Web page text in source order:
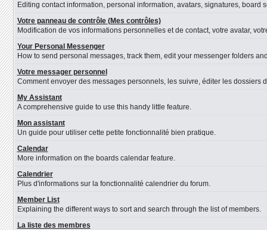
Editing contact information, personal information, avatars, signatures, board
Votre panneau de contrôle (Mes contrôles)
Modification de vos informations personnelles et de contact, votre avatar,
Your Personal Messenger
How to send personal messages, track them, edit your messenger folders
Votre messager personnel
Comment envoyer des messages personnels, les suivre, éditer les dossiers
My Assistant
A comprehensive guide to use this handy little feature.
Mon assistant
Un guide pour utiliser cette petite fonctionnalité bien pratique.
Calendar
More information on the boards calendar feature.
Calendrier
Plus d'informations sur la fonctionnalité calendrier du forum.
Member List
Explaining the different ways to sort and search through the list of members.
La liste des membres